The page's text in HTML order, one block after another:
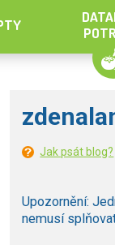
Jak psát blog?
Upozornění:
nemusí